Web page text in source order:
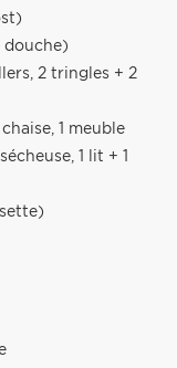
douche)
2 tringles + 2
1 meuble
1 lit + 1